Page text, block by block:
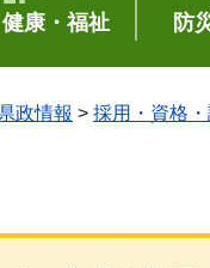
康・福祉 防
政情報 > 採用・資格